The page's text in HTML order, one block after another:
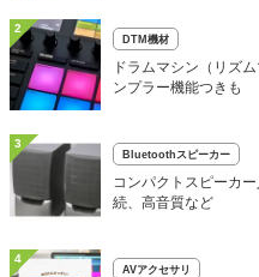
2
DTM機材
ドラムマシン（リズ
ンプラー機能つきも
3
Bluetoothスピーカー
コンパクトスピーカ
続、高音質など
4
AVアクセサリ